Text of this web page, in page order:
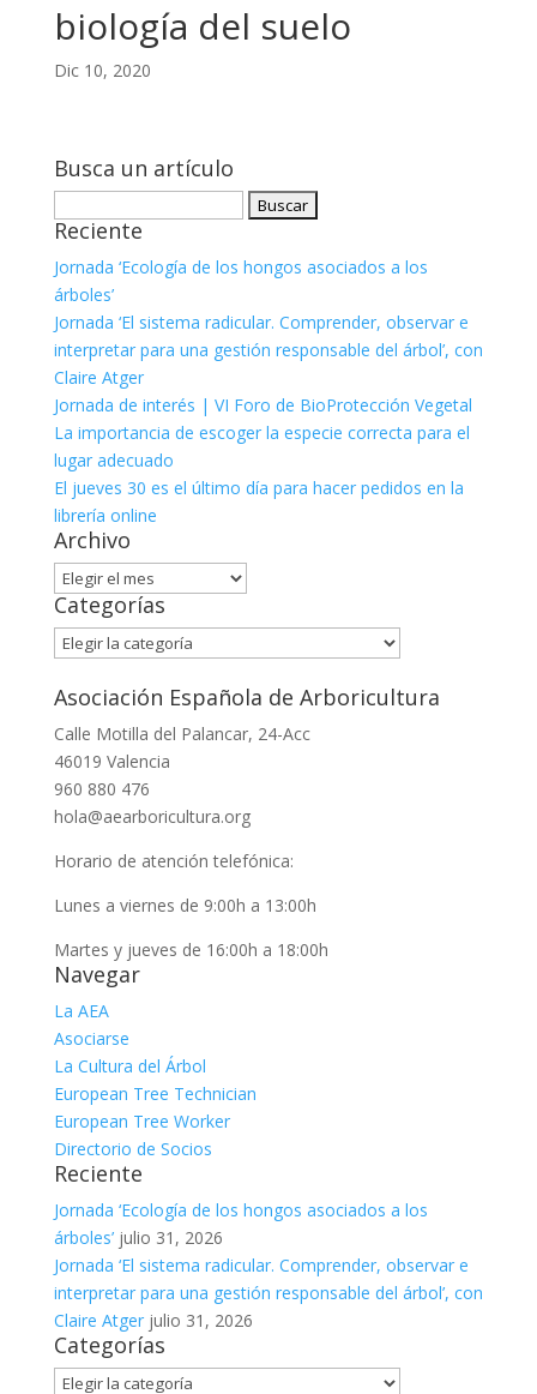
biología del suelo
Dic 10, 2020
Busca un artículo
Reciente
Jornada ‘Ecología de los hongos asociados a los
árboles’
Jornada ‘El sistema radicular. Comprender, observar e
interpretar para una gestión responsable del árbol’, con
Claire Atger
Jornada de interés | VI Foro de BioProtección Vegetal
La importancia de escoger la especie correcta para el
lugar adecuado
El jueves 30 es el último día para hacer pedidos en la
librería online
Archivo
Archivo
Categorías
Categorías
Asociación Española de Arboricultura
Calle Motilla del Palancar, 24-Acc
46019 Valencia
960 880 476
hola@aearboricultura.org
Horario de atención telefónica:
Lunes a viernes de 9:00h a 13:00h
Martes y jueves de 16:00h a 18:00h
Navegar
La AEA
Asociarse
La Cultura del Árbol
European Tree Technician
European Tree Worker
Directorio de Socios
Reciente
Jornada ‘Ecología de los hongos asociados a los
árboles’ julio 31, 2026
Jornada ‘El sistema radicular. Comprender, observar e
interpretar para una gestión responsable del árbol’, con
Claire Atger julio 31, 2026
Categorías
Categorías